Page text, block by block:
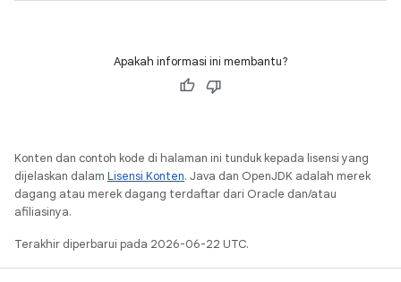
Apakah informasi ini membantu?
Konten dan contoh kode di halaman ini tunduk kepada lisensi yang
dijelaskan dalam Lisensi Konten. Java dan OpenJDK adalah merek
dagang atau merek dagang terdaftar dari Oracle dan/atau
afiliasinya.
Terakhir diperbarui pada 2026-06-22 UTC.